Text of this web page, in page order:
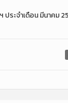
ประจำเดือน มีนาคม